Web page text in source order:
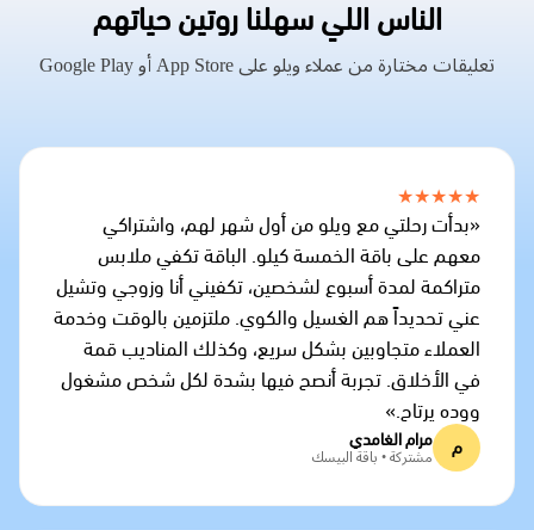
الناس اللي سهلنا روتين حياتهم
تعليقات مختارة من عملاء ويلو على App Store أو Google Play
★★★★★
«بدأت رحلتي مع ويلو من أول شهر لهم، واشتراكي
معهم على باقة الخمسة كيلو. الباقة تكفي ملابس
متراكمة لمدة أسبوع لشخصين، تكفيني أنا وزوجي وتشيل
عني تحديداً هم الغسيل والكوي. ملتزمين بالوقت وخدمة
العملاء متجاوبين بشكل سريع، وكذلك المناديب قمة
في الأخلاق. تجربة أنصح فيها بشدة لكل شخص مشغول
ووده يرتاح.»
م مرام الغامدي
مشتركة • باقة البيسك